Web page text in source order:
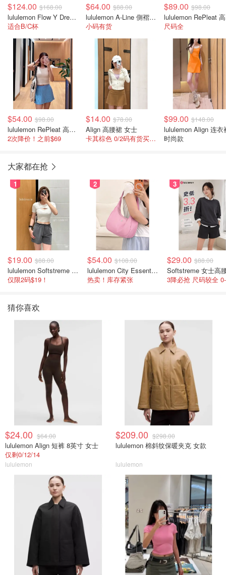
$124.00 $168.00
lululemon Flow Y Dress 背心裙 轻度支撑
适合B/C杯
$64.00 $88.00
lululemon A-Line 側褶網球裙 女款
小码有货
$89.00 $98.00
尺码全
$54.00 $98.00
lululemon RePleat 高腰网球裙 女士百褶
2次降价！之前$69
$14.00 $78.00
Align 高腰裙 女士
卡其棕色 0/2码有货买给小朋友穿
$99.00 $148.00
lululemon Align 连衣
时尚款
大家都在抢
1
$19.00 $88.00
lululemon Softstreme 女士高腰短裤 10cm
仅限2码$19！
2
$54.00 $108.00
lululemon City Essentials 肩背包 4L
热卖！库存紧张
3
$29.00 $88.00
猜你喜欢
$24.00 $64.00
lululemon Align 短裤 8英寸 女士
仅剩0/12/14
lululemon
$209.00 $298.00
lululemon 棉斜纹保暖夹克 女款
lululemon